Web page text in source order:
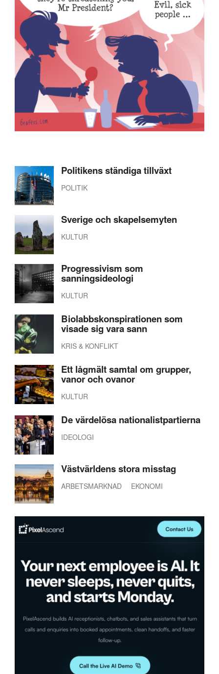
Politikens ständiga tillväxt
POLITIK
Sverige och skapelsemyten
KULTUR
Progressivism som
sanningsideologi
KULTUR
Biolabbskonspirationen som
visade sig vara sann
KRIS & KONFLIKT
Ett lågmält samtal om grupper,
vanor och ovanor
KULTUR
De värdelösa nationalistpartierna
IDEOLOGI
Västvärldens stora misstag
ARBETSMARKNAD EKONOMI